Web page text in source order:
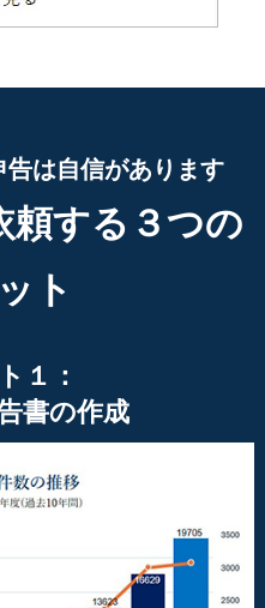
は自信があります
頼する３つの
ト
１：
書の作成